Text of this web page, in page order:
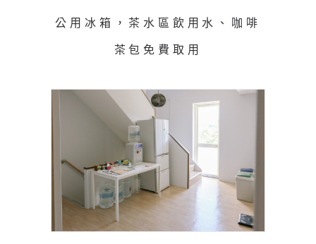
公用冰箱，茶水區飲用水、咖啡
茶包免費取用